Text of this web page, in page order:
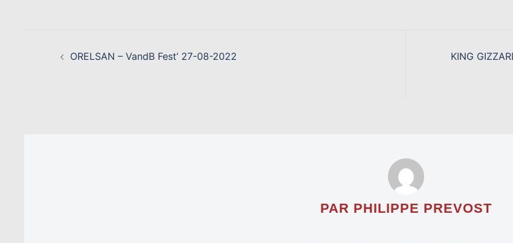
D’ARTICLE
ORELSAN – VandB Fest’ 27-08-2022
KING
PAR PHILIPPE PREVOST